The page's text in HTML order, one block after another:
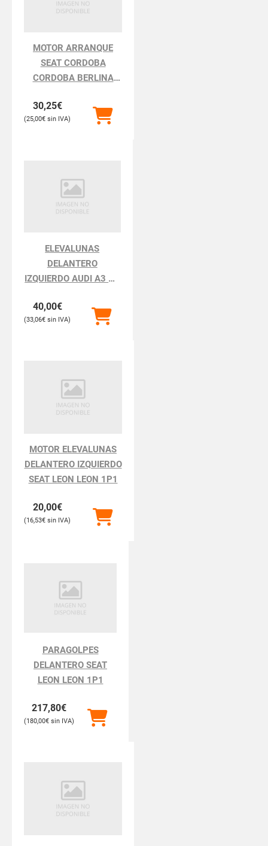
MOTOR ARRANQUE
SEAT CORDOBA
CORDOBA BERLINA
30,25€
25,00€
ELEVALUNAS
DELANTERO
IZQUIERDO AUDI A3 A3
40,00€
33,06€
MOTOR ELEVALUNAS
DELANTERO IZQUIERDO
SEAT LEON LEON 1P1
20,00€
16,53€
PARAGOLPES
DELANTERO SEAT
LEON LEON 1P1
217,80€
180,00€